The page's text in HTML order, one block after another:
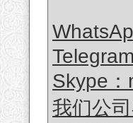
Skype
我们公